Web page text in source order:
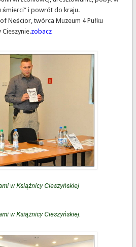
śmierci” i powrót do kraju.
Neścior, twórca Muzeum 4 Pułku
zobacz